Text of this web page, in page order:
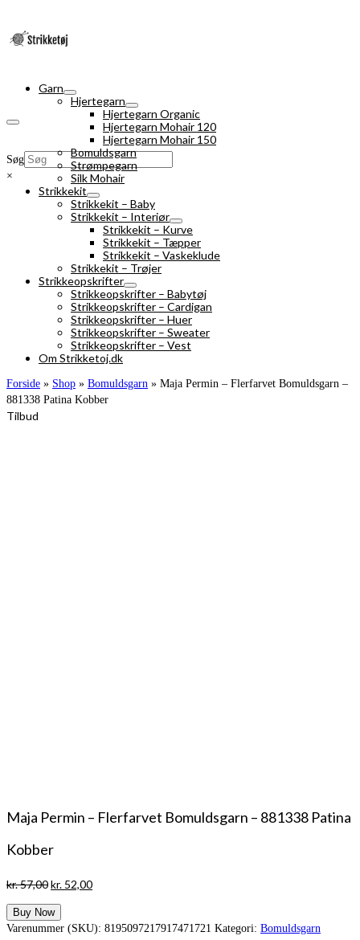
Søg
×
Garn
Hjertegarn
Hjertegarn Organic
Hjertegarn Mohair 120
Hjertegarn Mohair 150
Bomuldsgarn
Strømpegarn
Silk Mohair
Strikkekit
Strikkekit – Baby
Strikkekit – Interiør
Strikkekit – Kurve
Strikkekit – Tæpper
Strikkekit – Vaskeklude
Strikkekit – Trøjer
Strikkeopskrifter
Strikkeopskrifter – Babytøj
Strikkeopskrifter – Cardigan
Strikkeopskrifter – Huer
Strikkeopskrifter – Sweater
Strikkeopskrifter – Vest
Om Strikketoj.dk
Forside » Shop » Bomuldsgarn » Maja Permin – Flerfarvet Bomuldsgarn –
881338 Patina Kobber
Tilbud
Maja Permin – Flerfarvet Bomuldsgarn – 881338 Patina
Kobber
kr.57,00Den
pris
var:
kr. 52,00Den
er:
Buy Now
Varenummer (SKU): 8195097217917471721 Kategori: Bomuldsgarn